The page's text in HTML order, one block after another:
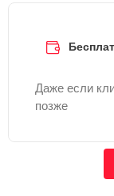
Даже если
позже